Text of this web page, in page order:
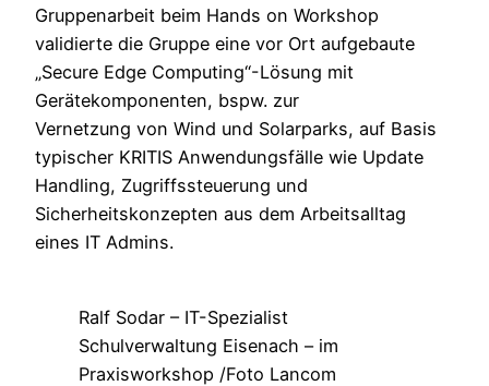
Gruppenarbeit beim Hands on Workshop
validierte die Gruppe eine vor Ort aufgebaute
„Secure Edge Computing“-Lösung mit
Gerätekomponenten, bspw. zur
Vernetzung von Wind und Solarparks, auf Basis
typischer KRITIS Anwendungsfälle wie Update
Handling, Zugriffssteuerung und
Sicherheitskonzepten aus dem Arbeitsalltag
eines IT Admins.
Ralf Sodar – IT-Spezialist
Schulverwaltung Eisenach – im
Praxisworkshop /Foto Lancom